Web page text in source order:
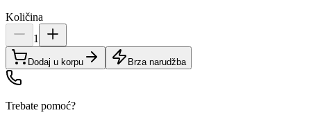
Količina
1
Dodaj u korpu Brza narudžba
Trebate pomoć?